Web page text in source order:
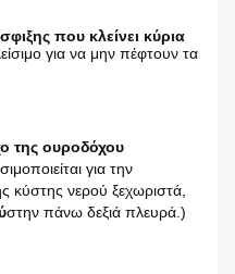
που κλείνει κύρια
για να μην πέφτουν τα
της ουροδόχου
για την
κύστης νερού ξεχωριστά,
στην πάνω δεξιά πλευρά.)